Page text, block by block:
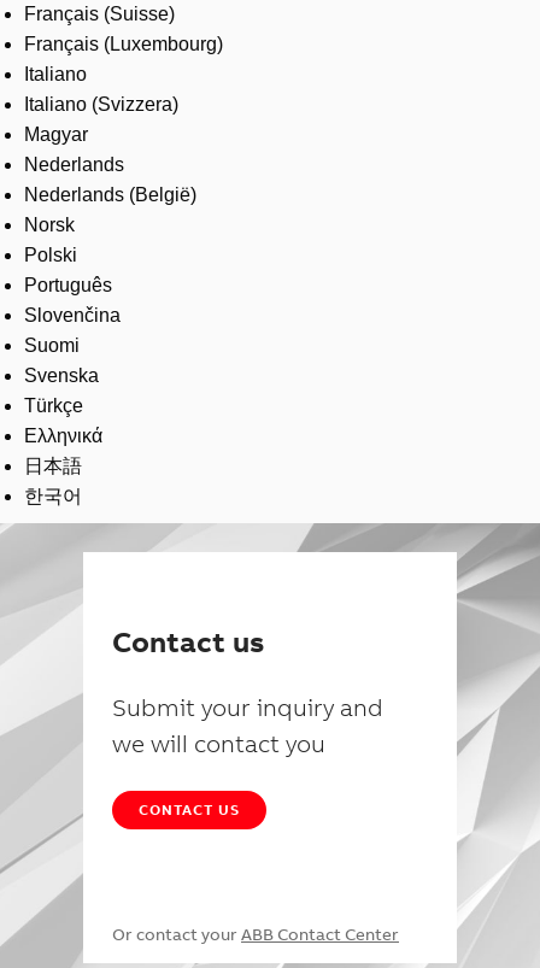
Français (Suisse)
Français (Luxembourg)
Italiano
Italiano (Svizzera)
Magyar
Nederlands
Nederlands (België)
Norsk
Polski
Português
Slovenčina
Suomi
Svenska
Türkçe
Ελληνικά
日本語
한국어
Contact us
Submit your inquiry and
we will contact you
CONTACT US
Or contact your ABB Contact Center